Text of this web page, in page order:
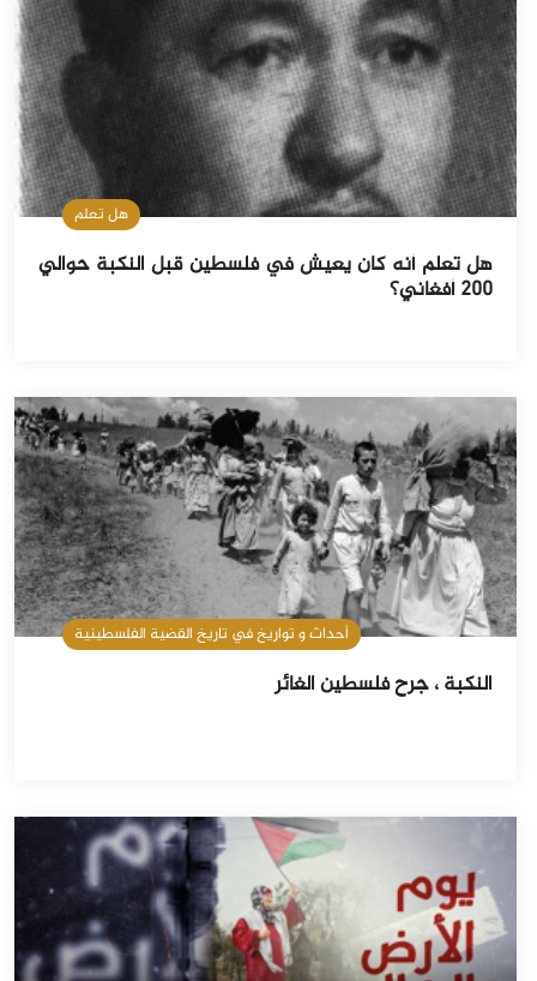
هل تعلم
هل تعلم أنه كان يعيش في فلسطين قبل النكبة حوالي
200 أفغاني؟
أحداث و تواريخ في تاريخ القضية الفلسطينية
النكبة ، جرح فلسطين الغائر